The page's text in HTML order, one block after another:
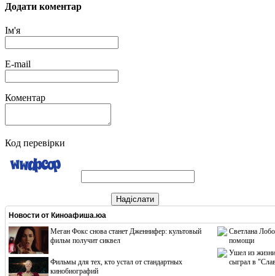
Додати коментар
Ім'я
E-mail
Коментар
Код перевірки
Надіслати
Новости от Киноафиша.юа
Меган Фокс снова станет Дженнифер: культовый
фильм получит сиквел
Фильмы для тех, кто устал от стандартных
кинобиографий
Светлана
помощи
Ушел из жизни
сыграл в